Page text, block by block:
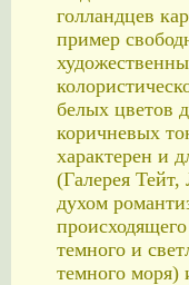
голландцев
пример
белых цветов
коричневых
характерен и
(Галерея
духом
темного и
темного моря)